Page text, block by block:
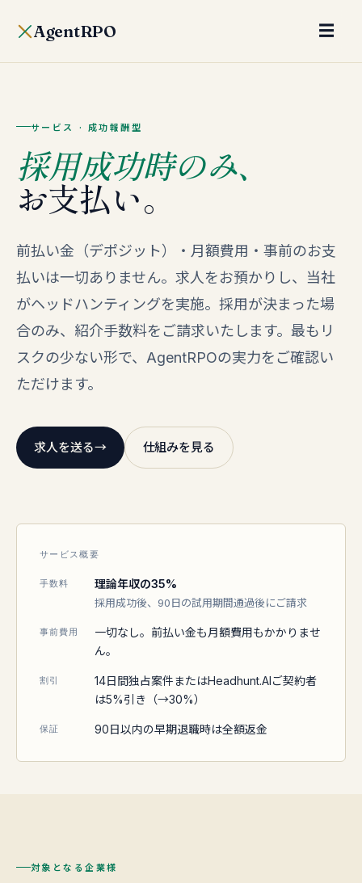
AgentRPO ☰
サービス · 成功報酬型
採用成功時のみ、
お支払い。
前払い金（デポジット）・月額費用・事前のお支
払いは一切ありません。求人をお預かりし、当社
がヘッドハンティングを実施。採用が決まった場
合のみ、紹介手数料をご請求いたします。最もリ
スクの少ない形で、AgentRPOの実力をご確認い
ただけます。
求人を送る→ 仕組みを見る
サービス概要
手数料 理論年収の35%
採用成功後、90日の試用期間通過後にご請求
事前費用
一切なし。前払い金も月額費用もかかりませ
ん。
割引
14日間独占案件またはHeadhunt.AIご契約者
は5%引き（→30%）
保証 90日以内の早期退職時は全額返金
対象となる企業様